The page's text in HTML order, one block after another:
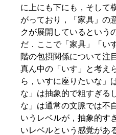
に上にも下にも，そして
がっており，「家具」の
クが展開しているという
だ．ここで「家具」「い
階の包摂関係について注
真ん中の「いす」と考え
ら，いすに座りたいな」
な」は抽象的で粗すぎる
な」は通常の文脈では不
いうレベルが，抽象的す
いレベルという感覚があ